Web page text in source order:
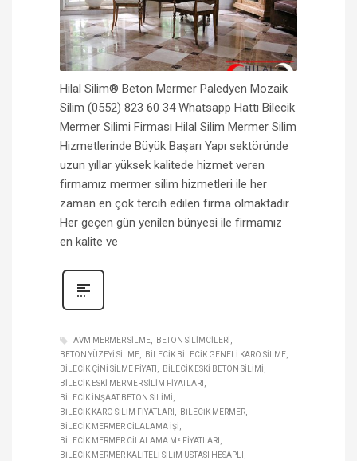
Hilal Silim® Beton Mermer Paledyen Mozaik
Silim (0552) 823 60 34 Whatsapp Hattı Bilecik
Mermer Silimi Firması Hilal Silim Mermer Silim
Hizmetlerinde Büyük Başarı Yapı sektöründe
uzun yıllar yüksek kalitede hizmet veren
firmamız mermer silim hizmetleri ile her
zaman en çok tercih edilen firma olmaktadır.
Her geçen gün yenilen bünyesi ile firmamız
en kalite ve
AVM MERMER SILME
BETON SILIMCILERI
BETON YÜZEYI SILME
BILECIK BILECIK GENELI KARO SILME
BILECIK ÇINI SILME FIYATI
BILECIK ESKI BETON SILIMI
BILECIK ESKI MERMER SILIM FIYATLARI
BILECIK INŞAAT BETON SILIMI
BILECIK KARO SILIM FIYATLARI
BILECIK MERMER
BILECIK MERMER CILALAMA IŞI
BILECIK MERMER CILALAMA M² FIYATLARI
BILECIK MERMER KALITELI SILIM USTASI HESAPLI